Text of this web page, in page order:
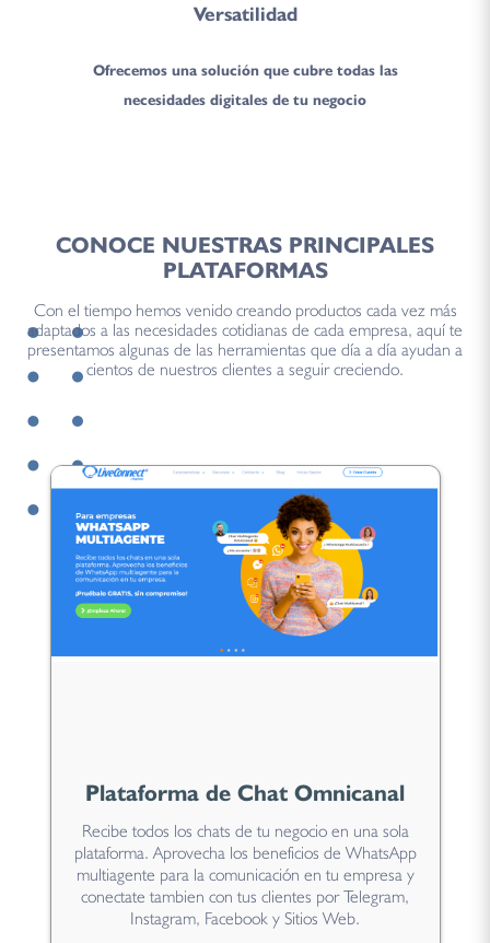
Versatilidad
Ofrecemos una solución que cubre todas las
necesidades digitales de tu negocio
CONOCE NUESTRAS PRINCIPALES
PLATAFORMAS
Con el tiempo hemos venido creando productos cada vez más
adaptados a las necesidades cotidianas de cada empresa, aquí te
presentamos algunas de las herramientas que día a día ayudan a
cientos de nuestros clientes a seguir creciendo.
Plataforma de Chat Omnicanal
Recibe todos los chats de tu negocio en una sola
plataforma. Aprovecha los beneficios de WhatsApp
multiagente para la comunicación en tu empresa y
conectate tambien con tus clientes por Telegram,
Instagram, Facebook y Sitios Web.